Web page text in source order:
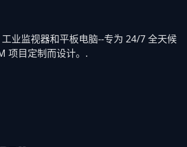
业监视器和平板电脑--专为 24/7 全天候
项目定制而设计。.